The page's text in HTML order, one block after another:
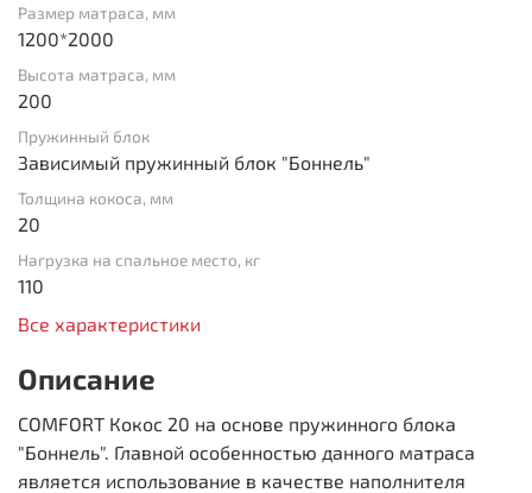
Размер матраса, мм
1200*2000
Высота матраса, мм
200
Пружинный блок
Зависимый пружинный блок "Боннель"
Толщина кокоса, мм
20
Нагрузка на спальное место, кг
110
Все характеристики
Описание
COMFORT Кокос 20 на основе пружинного блока
"Боннель". Главной особенностью данного матраса
является использование в качестве наполнителя